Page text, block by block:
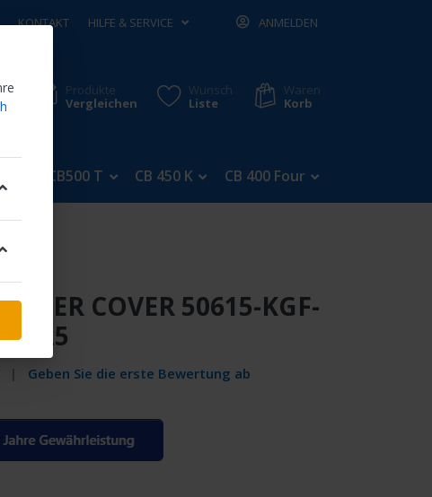
KONTAKT HILFE & SERVICE ANMELDEN
Produkte
Vergleichen
Wunsch
Liste
Waren
Korb
CB500 T CB 450 K CB 400 Four
COVER 50615-KGF-
Geben Sie die erste Bewertung ab